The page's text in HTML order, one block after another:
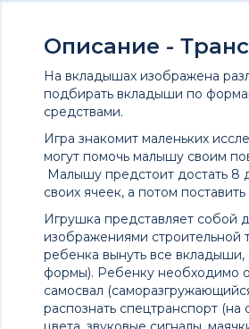
Описание -
На вкладышах изображена
подбирать вкладыши по
средствами.
Игра знакомит маленьких
могут помочь малышу своим
Малышу предстоит достать 8
своих ячеек, а потом
Игрушка представляет собой
изображениями строительной
ребенка вынуть все вкладыши,
формы). Ребенку необходимо
самосвал
распознать спецтранспорт